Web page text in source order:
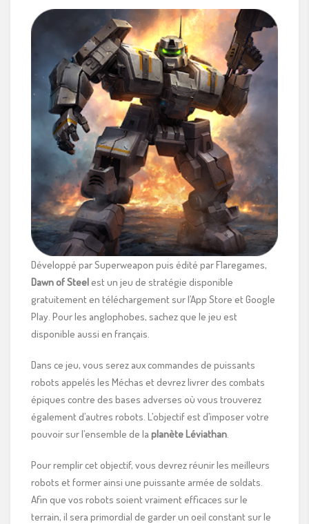
Développé par Superweapon puis édité par Flaregames,
Dawn of Steelest un jeu de stratégie disponible
gratuitement en téléchargement sur l’App Store et Google
Play. Pour les anglophobes, sachez que le jeu est
disponible aussi en français.
Dans ce jeu, vous serez aux commandes de puissants
robots appelés les Méchas et devrez livrer des combats
épiques contre des bases adverses où vous trouverez
également d’autres robots. L’objectif est d’imposer votre
pouvoir sur l’ensemble de la planète Léviathan
Pour remplir cet objectif, vous devrez réunir les meilleurs
robots et former ainsi une puissante armée de soldats.
Afin que vos robots soient vraiment efficaces sur le
terrain, il sera primordial de garder un oeil constant sur le